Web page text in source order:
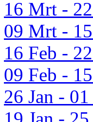
16 Mrt -
09 Mrt -
16 Feb -
09 Feb -
26 Jan -